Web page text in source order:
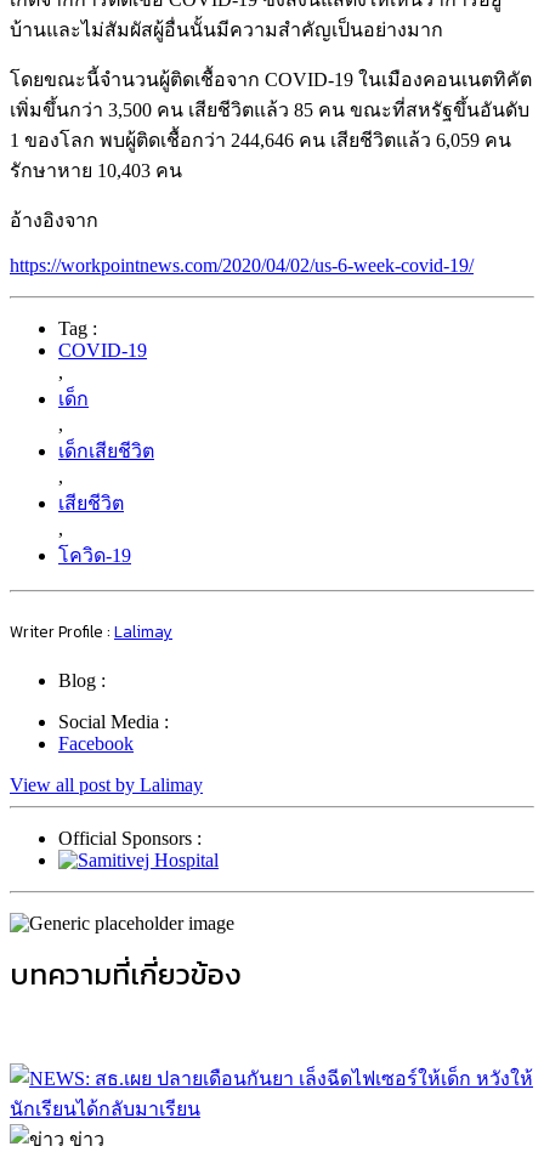
บ้านและไม่สัมผัสผู้อื่นนั้นมีความสำคัญเป็นอย่างมาก
โดยขณะนี้จำนวนผู้ติดเชื้อจาก COVID-19 ในเมืองคอนเนตทิคัต
เพิ่มขึ้นกว่า 3,500 คน เสียชีวิตแล้ว 85 คน ขณะที่สหรัฐขึ้นอันดับ
1 ของโลก พบผู้ติดเชื้อกว่า 244,646 คน เสียชีวิตแล้ว 6,059 คน
รักษาหาย 10,403 คน
อ้างอิงจาก
https://workpointnews.com/2020/04/02/us-6-week-covid-19/
Tag :
COVID-19
,
เด็ก
,
เด็กเสียชีวิต
,
เสียชีวิต
,
โควิด-19
Writer Profile : Lalimay
Blog :
Social Media :
Facebook
View all post by Lalimay
Official Sponsors :
บทความที่เกี่ยวข้อง
ข่าว